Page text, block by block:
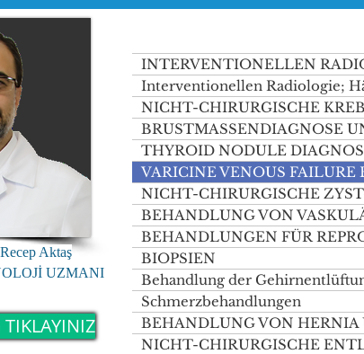
Aktaş
UZMANI
INTERVENTIONELLEN
Interventionellen Radiologie;
NICHT-CHIRURGISCHE
BRUSTMASSENDIAGNOSE
THYROID NODULE
VARICINE VENOUS
NICHT-CHIRURGISCHE
BEHANDLUNG VON
BEHANDLUNGEN FÜR
BIOPSIEN
Behandlung der
Schmerzbehandlungen
BEHANDLUNG VON HERNIA
NICHT-CHIRURGISCHE